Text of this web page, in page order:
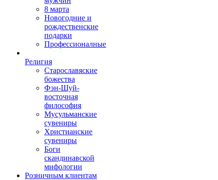
8 марта
Новогодние и
рождественские
подарки
Профессионалные
Религия
Старославяские
божества
Фэн-Шуй-
восточная
философия
Мусульманские
сувениры
Христианские
сувениры
Боги
скандинавской
мифологии
Розничным клиентам